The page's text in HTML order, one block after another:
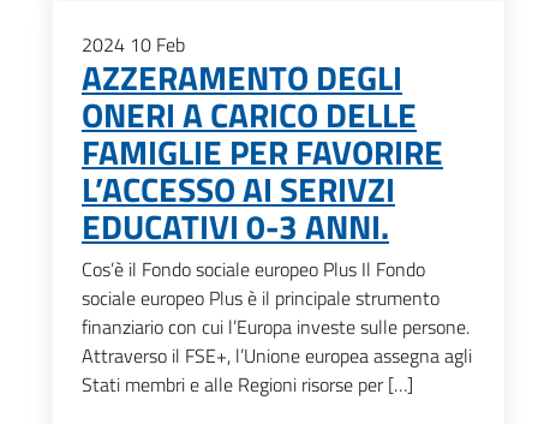
2024 10 Feb
AZZERAMENTO DEGLI
ONERI A CARICO DELLE
FAMIGLIE PER FAVORIRE
L’ACCESSO AI SERIVZI
EDUCATIVI 0-3 ANNI.
Cos’è il Fondo sociale europeo Plus Il Fondo
sociale europeo Plus è il principale strumento
finanziario con cui l’Europa investe sulle persone.
Attraverso il FSE+, l’Unione europea assegna agli
Stati membri e alle Regioni risorse per […]